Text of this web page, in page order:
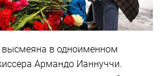
в одноименном
Армандо Ианнуччи.